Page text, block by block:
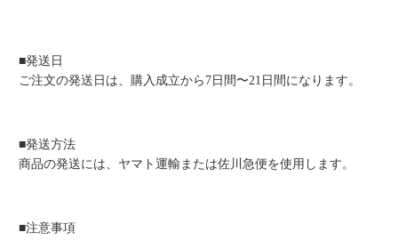
■発送日
ご注文の発送日は、購入成立から7日間〜21日間になります。
■発送方法
商品の発送には、ヤマト運輸または佐川急便を使用します。
■注意事項